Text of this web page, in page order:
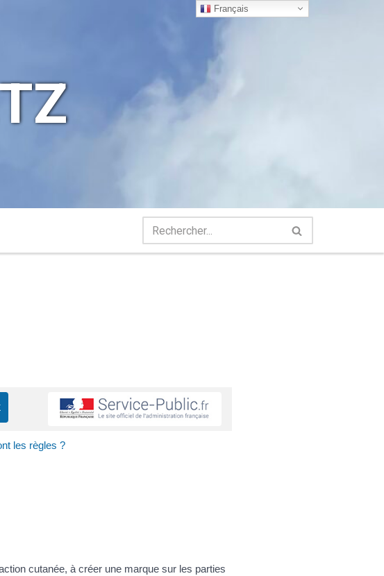
les règles ?
cutanée, à créer une marque sur les parties
Français